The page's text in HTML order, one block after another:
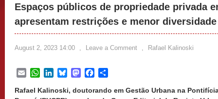
Espaços públicos de propriedade privada
apresentam restrições e menor diversidade
August 2, 2023 14:00 , Leave a Comment , Rafael Kalinoski
EmailWhatsApp
LinkedInBlueskyMastodonFacebook
Rafael Kalinoski, doutorando em Gestão Urbana na